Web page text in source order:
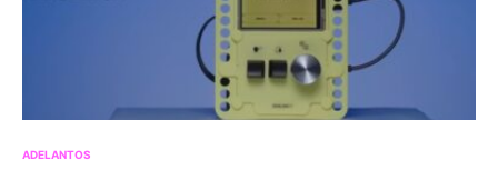
ADELANTOS